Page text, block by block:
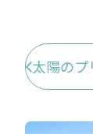
太陽の